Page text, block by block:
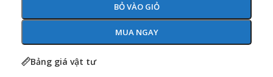
BỎ VÀO GIỎ
MUA NGAY
Bảng giá vật tư